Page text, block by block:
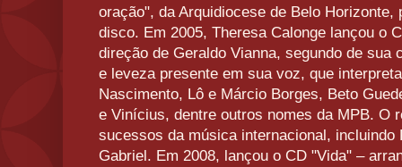
oração", da Arquidiocese de Belo
disco. Em 2005, Theresa Calonge lançou o
direção de Geraldo Vianna, segundo de sua
e leveza presente em sua voz, que
Nascimento, Lô e Márcio Borges, Beto
e Vinícius, dentre outros nomes da MPB. O
sucessos da música internacional, incluindo
Gabriel. Em 2008, lançou o CD "Vida" –